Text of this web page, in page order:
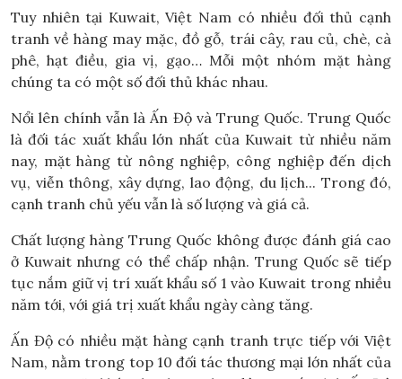
Tuy nhiên tại Kuwait, Việt Nam có nhiều đối thủ cạnh
tranh về hàng may mặc, đồ gỗ, trái cây, rau củ, chè, cà
phê, hạt điều, gia vị, gạo… Mỗi một nhóm mặt hàng
chúng ta có một số đối thủ khác nhau.
Nổi lên chính vẫn là Ấn Độ và Trung Quốc. Trung Quốc
là đối tác xuất khẩu lớn nhất của Kuwait từ nhiều năm
nay, mặt hàng từ nông nghiệp, công nghiệp đến dịch
vụ, viễn thông, xây dựng, lao động, du lịch... Trong đó,
cạnh tranh chủ yếu vẫn là số lượng và giá cả.
Chất lượng hàng Trung Quốc không được đánh giá cao
ở Kuwait nhưng có thể chấp nhận. Trung Quốc sẽ tiếp
tục nắm giữ vị trí xuất khẩu số 1 vào Kuwait trong nhiều
năm tới, với giá trị xuất khẩu ngày càng tăng.
Ấn Độ có nhiều mặt hàng cạnh tranh trực tiếp với Việt
Nam, nằm trong top 10 đối tác thương mại lớn nhất của